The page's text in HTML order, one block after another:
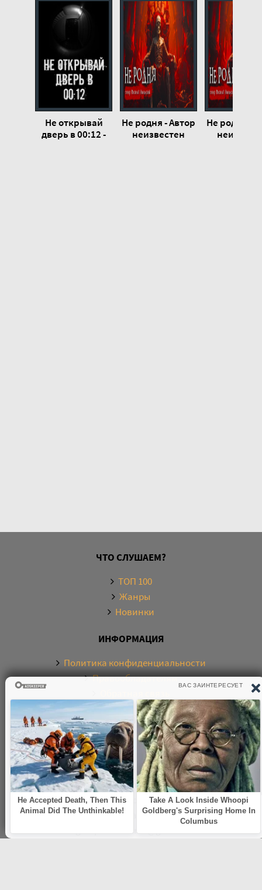
Не открывай
дверь в 00:12 -
Не родня - Автор
неизвестен
Не родня -
ЧТО СЛУШАЕМ?
ТОП 100
Жанры
Новинки
ИНФОРМАЦИЯ
Политика конфиденциальности
Правообладателям
О САЙТЕ
Электронная библиотека аудиокниг. Более 20000
аудиокниг в хорошем качестве. Слушайте аудиокниги
бесплатно онлайн и без регистрации. По любым
вопросам обращайтесь на почту:
knigamp3online.info@gmail.com